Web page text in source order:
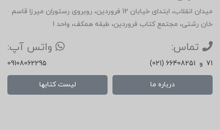
میدان انقلاب، ابتدای خیابان 12 فروردین، روبروی رستوران میرزا قاسم
خان رشتی، مجتمع کتاب فروردین، طبقه همکف، واحد 1
تماس:
(021) 66408251 و 71
واتس آپ:
09108062295
درباره ما لیست کتابها